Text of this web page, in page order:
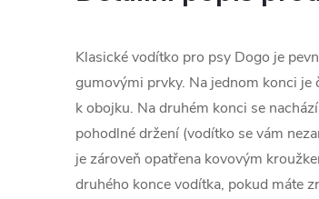
Klasické vodítko pro psy Dogo je
gumovými prvky. Na jednom konci
k obojku. Na druhém konci se
pohodlné držení (vodítko se vám
je zároveň opatřena kovovým
druhého konce vodítka, pokud máte